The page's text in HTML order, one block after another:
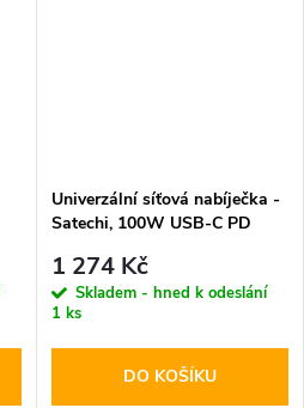
Univerzální síťová nabíječka -
Satechi, 100W USB-C PD
1 274 Kč
Skladem - hned k odeslání
1 ks
DO KOŠÍKU